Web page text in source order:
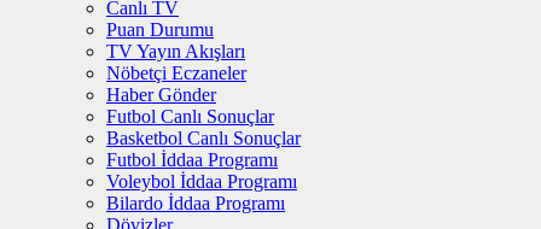
Canlı TV
Puan Durumu
TV Yayın Akışları
Nöbetçi Eczaneler
Haber Gönder
Futbol Canlı Sonuçlar
Basketbol Canlı Sonuçlar
Futbol İddaa Programı
Voleybol İddaa Programı
Bilardo İddaa Programı
Dövizler